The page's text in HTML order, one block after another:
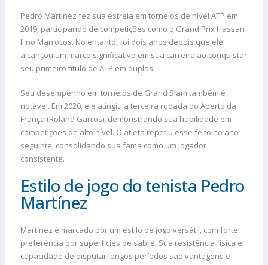
Pedro Martínez fez sua estreia em torneios de nível ATP em
2019, participando de competições como o Grand Prix Hassan
II no Marrocos. No entanto, foi dois anos depois que ele
alcançou um marco significativo em sua carreira ao conquistar
seu primeiro título de ATP em duplas.
Seu desempenho em torneios de Grand Slam também é
notável. Em 2020, ele atingiu a terceira rodada do Aberto da
França (Roland Garros), demonstrando sua habilidade em
competições de alto nível. O atleta repetiu esse feito no ano
seguinte, consolidando sua fama como um jogador
consistente.
Estilo de jogo do tenista Pedro
Martínez
Martínez é marcado por um estilo de jogo versátil, com forte
preferência por superfícies de sabre. Sua resistência física e
capacidade de disputar longos períodos são vantagens e